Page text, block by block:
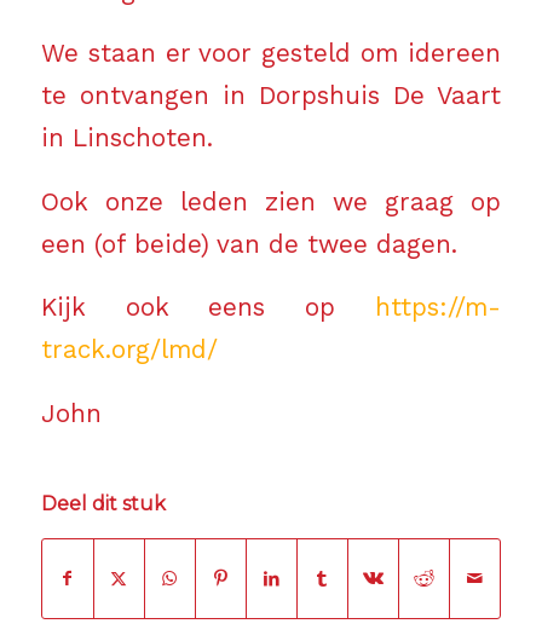
We staan er voor gesteld om idereen
te ontvangen in Dorpshuis De Vaart
in Linschoten.
Ook onze leden zien we graag op
een (of beide) van de twee dagen.
Kijk ook eens op
https://m-
track.org/lmd/
John
Deel dit stuk